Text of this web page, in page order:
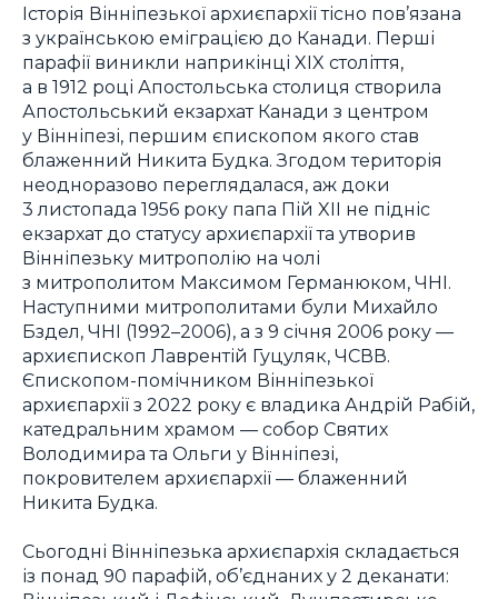
Історія Вінніпезької архиєпархії тісно пов’язана
з українською еміграцією до Канади. Перші
парафії виникли наприкінці XIX століття,
а в 1912 році Апостольська столиця створила
Апостольський екзархат Канади з центром
у Вінніпезі, першим єпископом якого став
блаженний Никита Будка. Згодом територія
неодноразово переглядалася, аж доки
3 листопада 1956 року папа Пій XII не підніс
екзархат до статусу архиєпархії та утворив
Вінніпезьку митрополію на чолі
з митрополитом Максимом Германюком, ЧНІ.
Наступними митрополитами були Михайло
Бздел, ЧНІ (1992–2006), а з 9 січня 2006 року —
архиєпископ Лаврентій Гуцуляк, ЧСВВ.
Єпископом-помічником Вінніпезької
архиєпархії з 2022 року є владика Андрій Рабій,
катедральним храмом — собор Святих
Володимира та Ольги у Вінніпезі,
покровителем архиєпархії — блаженний
Никита Будка.
Сьогодні Вінніпезька архиєпархія складається
із понад 90 парафій, об’єднаних у 2 деканати: